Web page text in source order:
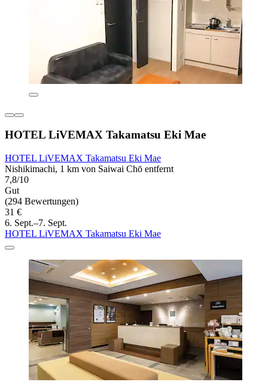
HOTEL LiVEMAX Takamatsu Eki Mae
HOTEL LiVEMAX Takamatsu Eki Mae
Nishikimachi, 1 km von Saiwai Chō entfernt
7,8/10
Gut
(294 Bewertungen)
31 €
6. Sept.–7. Sept.
HOTEL LiVEMAX Takamatsu Eki Mae